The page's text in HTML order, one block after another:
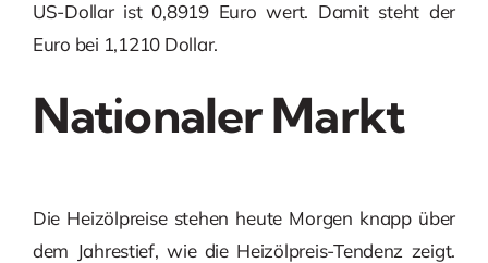
US-Dollar ist 0,8919 Euro wert. Damit steht der
Euro bei 1,1210 Dollar.
Nationaler Markt
Die Heizölpreise stehen heute Morgen knapp über
dem Jahrestief, wie die Heizölpreis-Tendenz zeigt.